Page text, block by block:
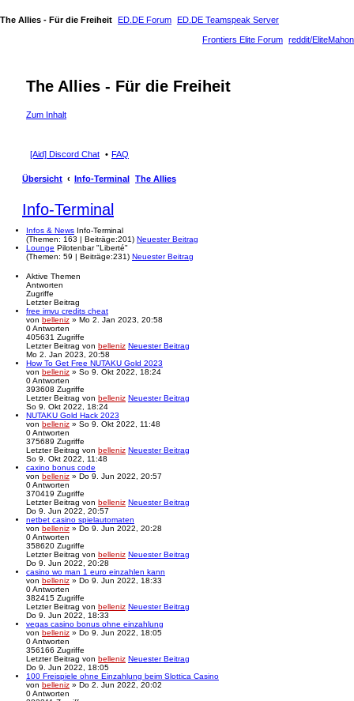
The Allies - Für die Freiheit ED.DE Forum ED.DE Teamspeak Server
reddit/EliteMahon
Frontiers Elite Forum
The Allies - Für die Freiheit
Zum Inhalt
[Aid] Discord Chat FAQ
Übersicht Info-Terminal The Allies
Info-Terminal
Infos & News Info-Terminal
(Themen: 163 | Beiträge:201) Neuester Beitrag
Lounge Pilotenbar "Liberté"
(Themen: 59 | Beiträge:231) Neuester Beitrag
Aktive Themen
Antworten
Zugriffe
Letzter Beitrag
free imvu credits cheat
von belleniz » Mo 2. Jan 2023, 20:58
0Antworten
405631 Zugriffe
Letzter Beitrag von belleniz Neuester Beitrag
Mo 2. Jan 2023, 20:58
How To Get Free NUTAKU Gold 2023
von belleniz » So 9. Okt 2022, 18:24
0Antworten
393608 Zugriffe
Letzter Beitrag von belleniz Neuester Beitrag
So 9. Okt 2022, 18:24
NUTAKU Gold Hack 2023
von belleniz » So 9. Okt 2022, 11:48
0Antworten
375689 Zugriffe
Letzter Beitrag von belleniz Neuester Beitrag
So 9. Okt 2022, 11:48
caxino bonus code
von belleniz » Do 9. Jun 2022, 20:57
0Antworten
370419 Zugriffe
Letzter Beitrag von belleniz Neuester Beitrag
Do 9. Jun 2022, 20:57
netbet casino spielautomaten
von belleniz » Do 9. Jun 2022, 20:28
0Antworten
358620 Zugriffe
Letzter Beitrag von belleniz Neuester Beitrag
Do 9. Jun 2022, 20:28
casino wo man 1 euro einzahlen kann
von belleniz » Do 9. Jun 2022, 18:33
0Antworten
382415 Zugriffe
Letzter Beitrag von belleniz Neuester Beitrag
Do 9. Jun 2022, 18:33
vegas casino bonus ohne einzahlung
von belleniz » Do 9. Jun 2022, 18:05
0Antworten
356166 Zugriffe
Letzter Beitrag von belleniz Neuester Beitrag
Do 9. Jun 2022, 18:05
100 Freispiele ohne Einzahlung beim Slottica Casino
von belleniz » Do 2. Jun 2022, 20:02
0Antworten